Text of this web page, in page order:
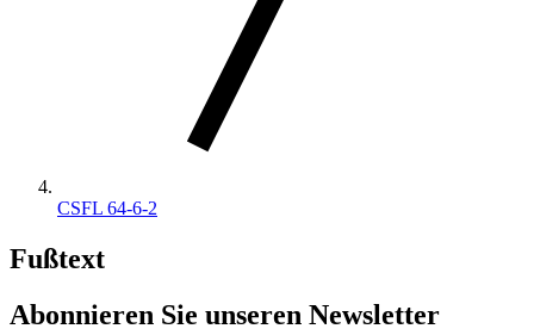
CSFL 64-6-2
Fußtext
Abonnieren Sie unseren Newsletter